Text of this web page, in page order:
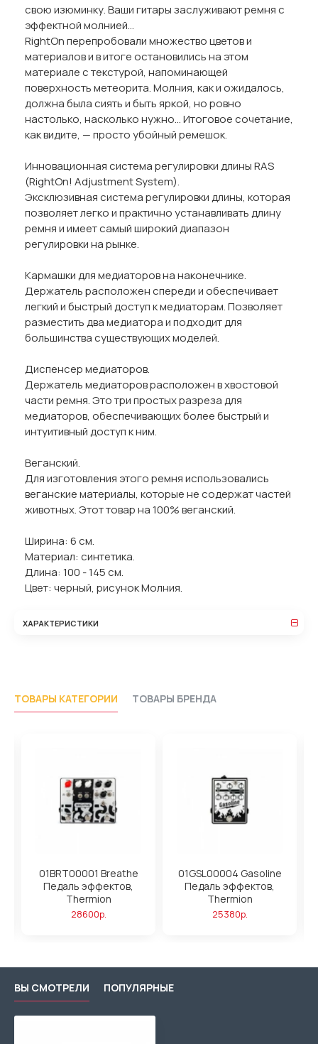
свою изюминку. Ваши гитары заслуживают ремня с
эффектной молнией...
RightOn перепробовали множество цветов и
материалов и в итоге остановились на этом
материале с текстурой, напоминающей
поверхность метеорита. Молния, как и ожидалось,
должна была сиять и быть яркой, но ровно
настолько, насколько нужно... Итоговое сочетание,
как видите, — просто убойный ремешок.
Инновационная система регулировки длины RAS
(RightOn! Adjustment System).
Эксклюзивная система регулировки длины, которая
позволяет легко и практично устанавливать длину
ремня и имеет самый широкий диапазон
регулировки на рынке.
Кармашки для медиаторов на наконечнике.
Держатель расположен спереди и обеспечивает
легкий и быстрый доступ к медиаторам. Позволяет
разместить два медиатора и подходит для
большинства существующих моделей.
Диспенсер медиаторов.
Держатель медиаторов расположен в хвостовой
части ремня. Это три простых разреза для
медиаторов, обеспечивающих более быстрый и
интуитивный доступ к ним.
Веганский.
Для изготовления этого ремня использовались
веганские материалы, которые не содержат частей
животных. Этот товар на 100% веганский.
Ширина: 6 см.
Материал: синтетика.
Длина: 100 - 145 см.
Цвет: черный, рисунок Молния.
ХАРАКТЕРИСТИКИ
ТОВАРЫ КАТЕГОРИИ ТОВАРЫ БРЕНДА
01BRT00001 Breathe
Педаль эффектов,
Thermion
28600р.
01GSL00004 Gasoline
Педаль эффектов,
Thermion
25380р.
ВЫ СМОТРЕЛИ ПОПУЛЯРНЫЕ